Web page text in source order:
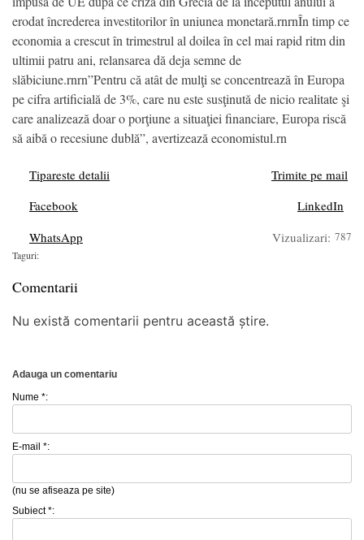
erodat încrederea investitorilor în uniunea monetară.rnrnÎn timp ce
economia a crescut în trimestrul al doilea în cel mai rapid ritm din
ultimii patru ani, relansarea dă deja semne de
slăbiciune.rnrn”Pentru că atât de mulţi se concentrează în Europa
pe cifra artificială de 3%, care nu este susţinută de nicio realitate şi
care analizează doar o porţiune a situaţiei financiare, Europa riscă
să aibă o recesiune dublă”, avertizează economistul.rn
Tipareste detalii
Trimite pe mail
Facebook
LinkedIn
WhatsApp
Vizualizari: 787
Taguri:
Comentarii
Nu există comentarii pentru această știre.
Adauga un comentariu
Nume *:
E-mail *:
(nu se afiseaza pe site)
Subiect *: